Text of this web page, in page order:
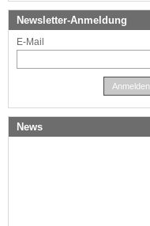
Newsletter-Anmeldung
E-Mail
Anmelden
News